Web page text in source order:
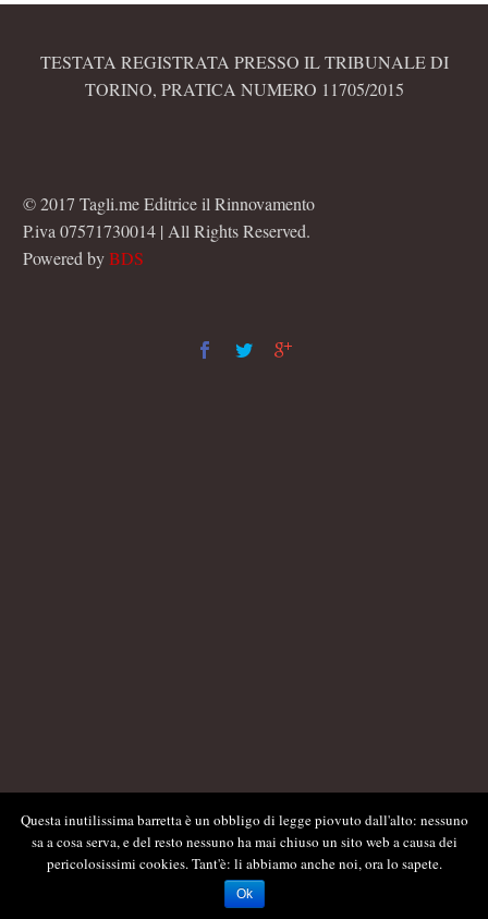
TESTATA REGISTRATA PRESSO IL TRIBUNALE DI
TORINO, PRATICA NUMERO 11705/2015
© 2017 Tagli.me Editrice il Rinnovamento
P.iva 07571730014 | All Rights Reserved.
Powered byBDS
Questa inutilissima barretta è un obbligo di legge piovuto dall'alto: nessuno
sa a cosa serva, e del resto nessuno ha mai chiuso un sito web a causa dei
pericolosissimi cookies. Tant'è: li abbiamo anche noi, ora lo sapete.
Ok